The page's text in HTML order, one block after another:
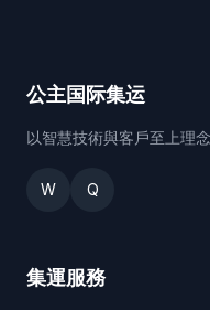
公主国际集运
以智慧技術與客戶至上理
W Q
集運服務